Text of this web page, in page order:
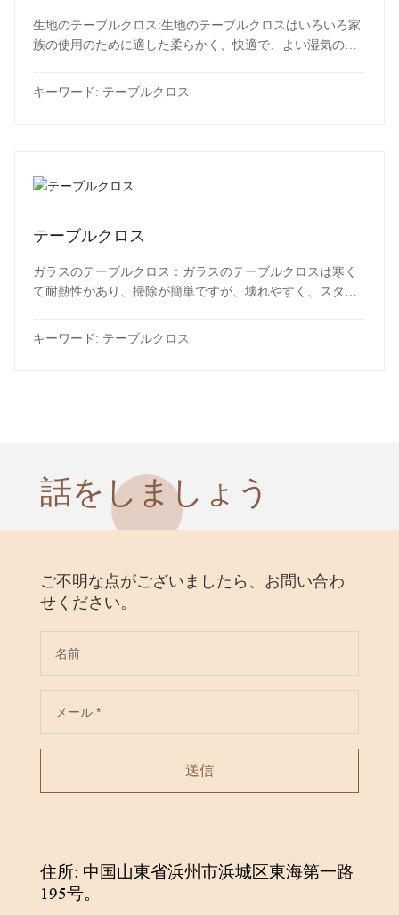
生地のテーブルクロス:生地のテーブルクロスはいろいろ家
族の使用のために適した柔らかく、快適で、よい湿気の吸
キーワード: テーブルクロス
テーブルクロス
ガラスのテーブルクロス：ガラスのテーブルクロスは寒く
て耐熱性があり、掃除が簡単ですが、壊れやすく、スタイ
キーワード: テーブルクロス
話をしましょう
ご不明な点がございましたら、お問い合わ
せください。
送信
住所: 中国山東省浜州市浜城区東海第一路
195号。